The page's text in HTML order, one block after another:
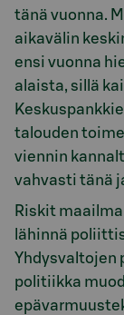
tänä vuonna.
aikavälin
ensi vuonna
alaista, sillä
talouden
viennin
vahvasti tänä
Riskit
lähinnä
Yhdysvaltojen
politiikka